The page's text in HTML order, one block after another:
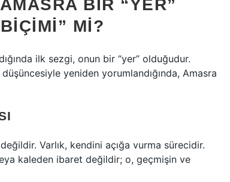
BIR “YER”
MI?
ilk sezgi, onun bir “yer” olduğudur.
yeniden yorumlandığında, Amasra
Varlık, kendini açığa vurma sürecidir.
kaleden ibaret değildir; o, geçmişin ve